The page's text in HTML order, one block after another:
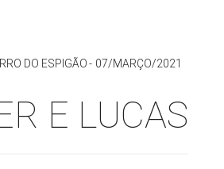
DO ESPIGÃO 07/MARÇO/2021
E LUCAS